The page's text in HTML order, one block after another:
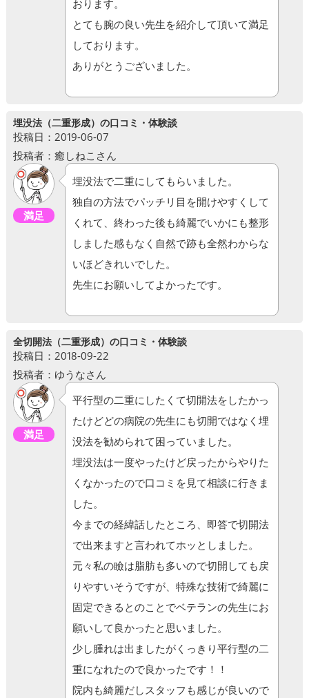
おります。
とても腕の良い先生を紹介して頂いて満足
しております。
ありがとうございました。
埋没法（二重形成）の口コミ・体験談
投稿日：2019-06-07
投稿者：癒しねこさん
満足
埋没法で二重にしてもらいました。
独自の方法でパッチリ目を開けやすくして
くれて、終わった後も綺麗でいかにも整形
しました感もなく自然で跡も全然わからな
いほどきれいでした。
先生にお願いしてよかったです。
全切開法（二重形成）の口コミ・体験談
投稿日：2018-09-22
投稿者：ゆうなさん
満足
平行型の二重にしたくて切開法をしたかっ
たけどどの病院の先生にも切開ではなく埋
没法を勧められて困っていました。
埋没法は一度やったけど戻ったからやりた
くなかったので口コミを見て相談に行きま
した。
今までの経緯話したところ、即答で切開法
で出来ますと言われてホッとしました。
元々私の瞼は脂肪も多いので切開しても戻
りやすいそうですが、特殊な技術で綺麗に
固定できるとのことでベテランの先生にお
願いして良かったと思いました。
少し腫れは出ましたがくっきり平行型の二
重になれたので良かったです！！
院内も綺麗だしスタッフも感じが良いので